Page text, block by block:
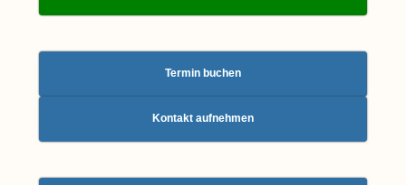
Termin buchen
Kontakt aufnehmen